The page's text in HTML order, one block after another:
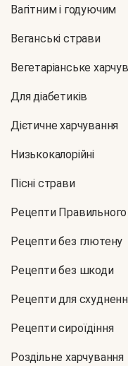
Вагітним і годуючим
Веганські страви
Вегетаріанське
Для діабетиків
Дієтичне харчування
Низькокалорійні
Пісні страви
Рецепти
Рецепти без глютену
Рецепти без шкоди
Рецепти для
Рецепти сироїдіння
Роздільне харчування